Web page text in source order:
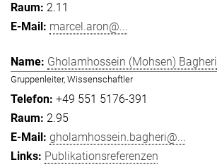
2.11
marcel.aron@...
Gholamhossein (Mohsen) Bagheri
Gruppenleiter, Wissenschaftler
+49 551 5176-391
2.95
gholamhossein.bagheri@...
Publikationsreferenzen